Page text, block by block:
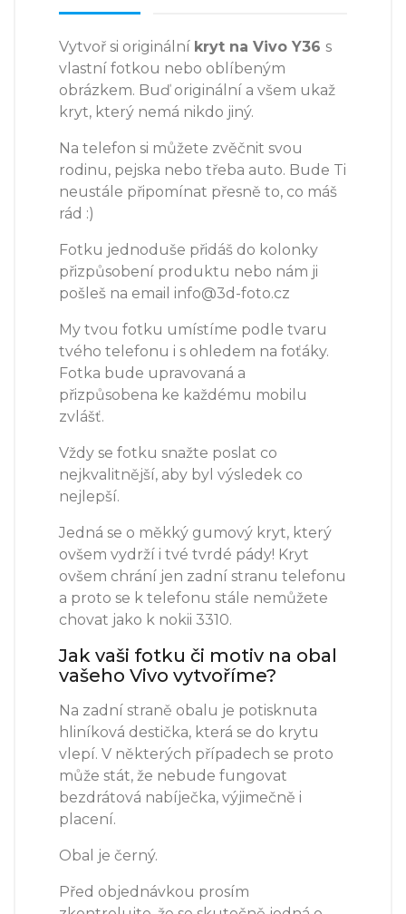
Vytvoř si originální kryt na Vivo Y36 s
vlastní fotkou nebo oblíbeným
obrázkem. Buď originální a všem ukaž
kryt, který nemá nikdo jiný.
Na telefon si můžete zvěčnit svou
rodinu, pejska nebo třeba auto. Bude Ti
neustále připomínat přesně to, co máš
rád :)
Fotku jednoduše přidáš do kolonky
přizpůsobení produktu nebo nám ji
pošleš na email info@3d-foto.cz
My tvou fotku umístíme podle tvaru
tvého telefonu i s ohledem na foťáky.
Fotka bude upravovaná a
přizpůsobena ke každému mobilu
zvlášť.
Vždy se fotku snažte poslat co
nejkvalitnější, aby byl výsledek co
nejlepší.
Jedná se o měkký gumový kryt, který
ovšem vydrží i tvé tvrdé pády! Kryt
ovšem chrání jen zadní stranu telefonu
a proto se k telefonu stále nemůžete
chovat jako k nokii 3310.
Jak vaši fotku či motiv na obal
vašeho Vivo vytvoříme?
Na zadní straně obalu je potisknuta
hliníková destička, která se do krytu
vlepí. V některých případech se proto
může stát, že nebude fungovat
bezdrátová nabíječka, výjimečně i
placení.
Obal je černý.
Před objednávkou prosím